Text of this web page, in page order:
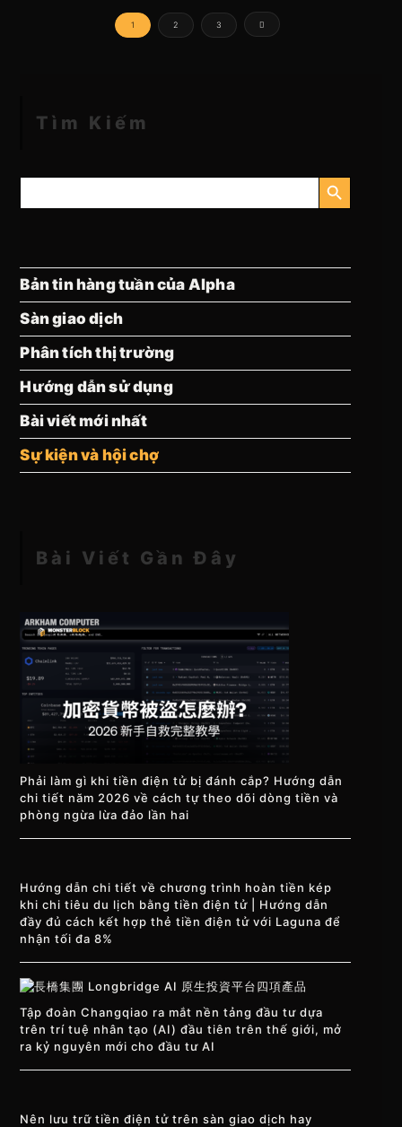
1 2 3
Tìm Kiếm
Tìm
NÚT TÌM KIẾM
Bản tin hàng tuần của Alpha
Sàn giao dịch
Phân tích thị trường
Hướng dẫn sử dụng
Bài viết mới nhất
Sự kiện và hội chợ
Bài Viết Gần Đây
Phải làm gì khi tiền điện tử bị đánh cắp? Hướng dẫn
chi tiết năm 2026 về cách tự theo dõi dòng tiền và
phòng ngừa lừa đảo lần hai
Hướng dẫn chi tiết về chương trình hoàn tiền kép
khi chi tiêu du lịch bằng tiền điện tử | Hướng dẫn
đầy đủ cách kết hợp thẻ tiền điện tử với Laguna để
nhận tối đa 8%
Tập đoàn Changqiao ra mắt nền tảng đầu tư dựa
trên trí tuệ nhân tạo (AI) đầu tiên trên thế giới, mở
ra kỷ nguyên mới cho đầu tư AI
Nên lưu trữ tiền điện tử trên sàn giao dịch hay